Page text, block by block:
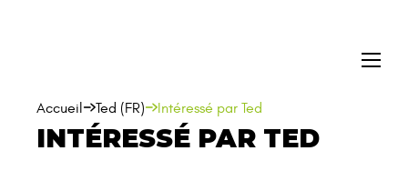
Accueil Ted (FR) Intéressé par Ted
INTÉRESSÉ PAR TED